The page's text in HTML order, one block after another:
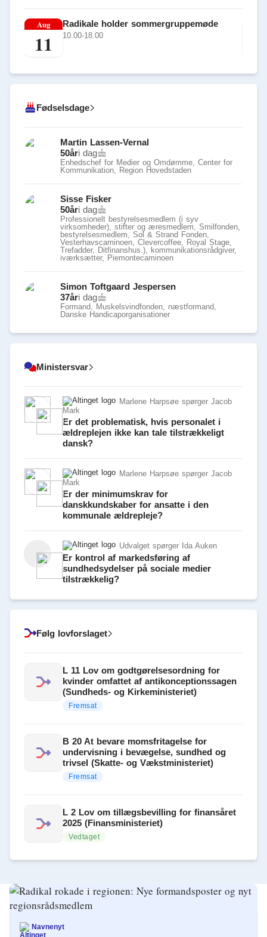
Aug
11
Radikale holder sommergruppemøde
10.00-18.00
Fødselsdage
Martin Lassen-Vernal
50åri dag
Enhedschef for Medier og Omdømme, Center for
Kommunikation, Region Hovedstaden
Sisse Fisker
50åri dag
Professionelt bestyrelsesmedlem (i syv
virksomheder), stifter og æresmedlem, Smilfonden,
bestyrelsesmedlem, Sol & Strand Fonden,
Vesterhavscaminoen, Clevercoffee, Royal Stage,
Trefadder, Ditfinanshus.), kommunikationsrådgiver,
iværksætter, Piemontecaminoen
Simon Toftgaard Jespersen
37åri dag
Formand, Muskelsvindfonden, næstformand,
Danske Handicaporganisationer
Ministersvar
Marlene Harpsøe spørger Jacob
Mark
Er det problematisk, hvis personalet i
ældreplejen ikke kan tale tilstrækkeligt
dansk?
Marlene Harpsøe spørger Jacob
Mark
Er der minimumskrav for
danskkundskaber for ansatte i den
kommunale ældrepleje?
Udvalget spørger Ida Auken
Er kontrol af markedsføring af
sundhedsydelser på sociale medier
tilstrækkelig?
Følg lovforslaget
L 11 Lov om godtgørelsesordning for
kvinder omfattet af antikonceptionssagen
(Sundheds- og Kirkeministeriet)
Fremsat
B 20 At bevare momsfritagelse for
undervisning i bevægelse, sundhed og
trivsel (Skatte- og Vækstministeriet)
Fremsat
L 2 Lov om tillægsbevilling for finansåret
2025 (Finansministeriet)
Vedtaget
Navnenyt